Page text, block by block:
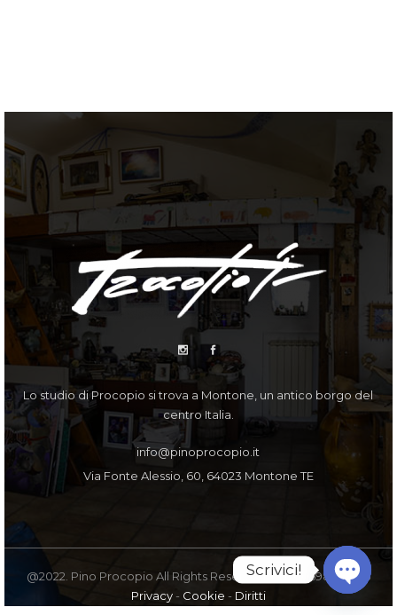
Lo studio di Procopio si trova a Montone, un antico borgo del
centro Italia.
info@pinoprocopio.it
Via Fonte Alessio, 60, 64023 Montone TE
@2022. Pino Procopio All Rights Reserved. PI IT00598770675
Privacy- Cookie - Diritti
Scrivici!